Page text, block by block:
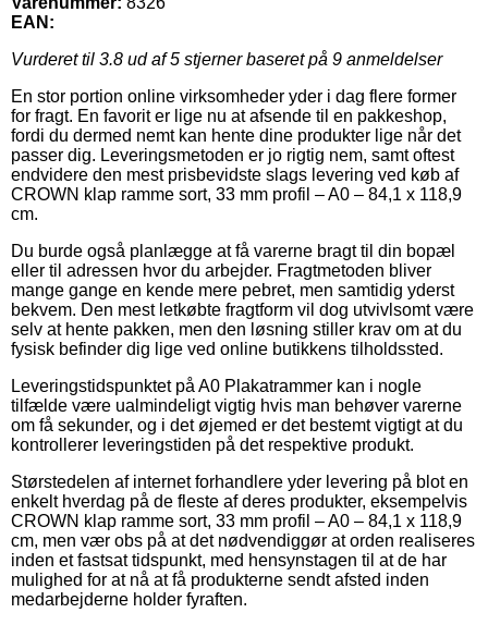
EAN:
Vurderet til 3.8 ud af 5 stjerner baseret på 9 anmeldelser
En stor portion online virksomheder yder i dag flere former
for fragt. En favorit er lige nu at afsende til en pakkeshop,
fordi du dermed nemt kan hente dine produkter lige når det
passer dig. Leveringsmetoden er jo rigtig nem, samt oftest
endvidere den mest prisbevidste slags levering ved køb af
CROWN klap ramme sort, 33 mm profil – A0 – 84,1 x 118,9
cm.
Du burde også planlægge at få varerne bragt til din bopæl
eller til adressen hvor du arbejder. Fragtmetoden bliver
mange gange en kende mere pebret, men samtidig yderst
bekvem. Den mest letkøbte fragtform vil dog utvivlsomt være
selv at hente pakken, men den løsning stiller krav om at du
fysisk befinder dig lige ved online butikkens tilholdssted.
Leveringstidspunktet på A0 Plakatrammer kan i nogle
tilfælde være ualmindeligt vigtig hvis man behøver varerne
om få sekunder, og i det øjemed er det bestemt vigtigt at du
kontrollerer leveringstiden på det respektive produkt.
Størstedelen af internet forhandlere yder levering på blot en
enkelt hverdag på de fleste af deres produkter, eksempelvis
CROWN klap ramme sort, 33 mm profil – A0 – 84,1 x 118,9
cm, men vær obs på at det nødvendiggør at orden realiseres
inden et fastsat tidspunkt, med hensynstagen til at de har
mulighed for at nå at få produkterne sendt afsted inden
medarbejderne holder fyraften.